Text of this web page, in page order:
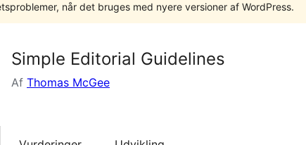
når det bruges med nyere versioner af WordPress.
Simple Editorial Guidelines
Af Thomas McGee